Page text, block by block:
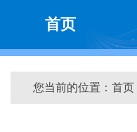
首页
您当前的位置： 首页